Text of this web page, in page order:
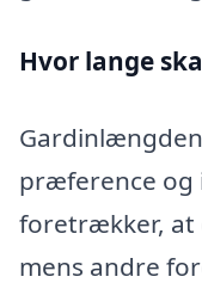
Hvor lange
præference og
foretrækker, at
mens andre